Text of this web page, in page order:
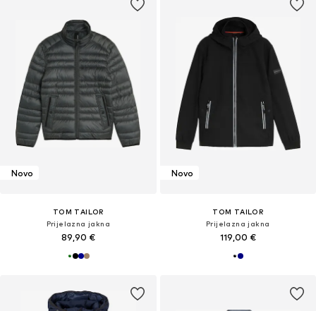
Novo
TOM TAILOR
Prijelazna jakna
89,90 €
Novo
TOM TAILOR
Prijelazna jakna
119,00 €